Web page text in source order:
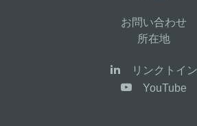
お問い合わせ
所在地
リンクトイン
YouTube